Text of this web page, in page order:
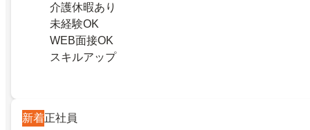
介護休暇あり
未経験OK
WEB面接OK
スキルアップ
新着正社員